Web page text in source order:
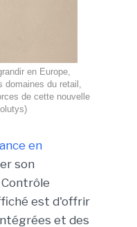
en Europe,
domaines du retail,
de cette nouvelle
en
son
est d'offrir
et des